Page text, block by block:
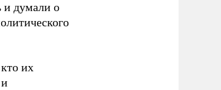
и думали о
их